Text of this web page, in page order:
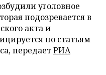
уголовное
подозревается в
акта и
по статьям
передаетРИА